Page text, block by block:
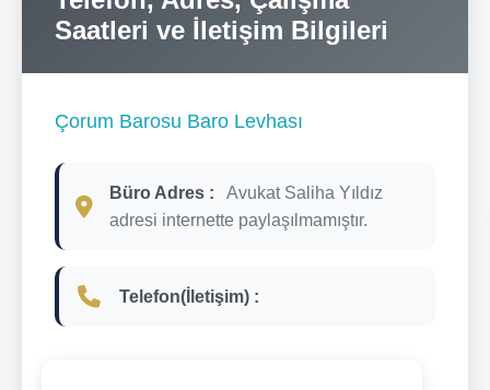
Saatleri ve İletişim Bilgileri
Çorum Barosu Baro Levhası
Büro Adres :
Avukat Saliha Yıldız
adresi internette paylaşılmamıştır.
Telefon(İletişim) :